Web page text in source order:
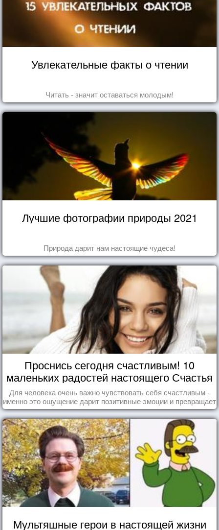
Увлекательные факты о чтении
Читать - значит оставаться молодым!
Лучшие фотографии природы 2021
Природа дарит нам настоящие чудеса!
Проснись сегодня счастливым! 10
маленьких радостей настоящего Счастья
Для человека очень важно чувствовать себя счастливым -
именно это ощущение дарит позитивные эмоции и превращает
каждый день в маленький праздник.
Мультяшные герои в настоящей жизни